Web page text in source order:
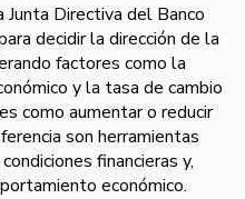
Junta Directiva del Banco
decidir la dirección de la
factores como la
y la tasa de cambio
como aumentar o reducir
son herramientas
financieras y,
económico.